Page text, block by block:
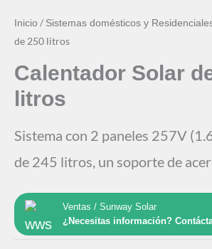
Inicio / Sistemas domésticos y
de 250 litros
Calentador Solar
litros
Sistema con 2 paneles 257V
de 245 litros, un soporte de
Ventas / Sunway Solar
¿Necesitas información?